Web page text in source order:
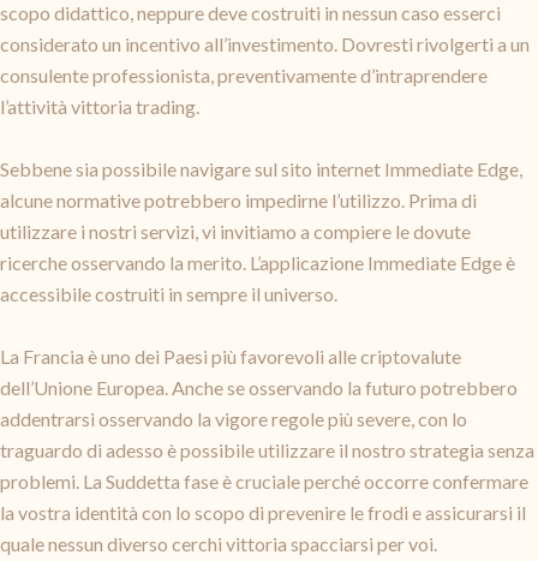
scopo didattico, neppure deve costruiti in nessun caso esserci
considerato un incentivo all’investimento. Dovresti rivolgerti a un
consulente professionista, preventivamente d’intraprendere
l’attività vittoria trading.
Sebbene sia possibile navigare sul sito internet Immediate Edge,
alcune normative potrebbero impedirne l’utilizzo. Prima di
utilizzare i nostri servizi, vi invitiamo a compiere le dovute
ricerche osservando la merito. L’applicazione Immediate Edge è
accessibile costruiti in sempre il universo.
La Francia è uno dei Paesi più favorevoli alle criptovalute
dell’Unione Europea. Anche se osservando la futuro potrebbero
addentrarsi osservando la vigore regole più severe, con lo
traguardo di adesso è possibile utilizzare il nostro strategia senza
problemi. La Suddetta fase è cruciale perché occorre confermare
la vostra identità con lo scopo di prevenire le frodi e assicurarsi il
quale nessun diverso cerchi vittoria spacciarsi per voi.